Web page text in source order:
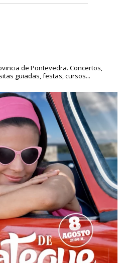
de Pontevedra. Concertos,
guiadas, festas, cursos...